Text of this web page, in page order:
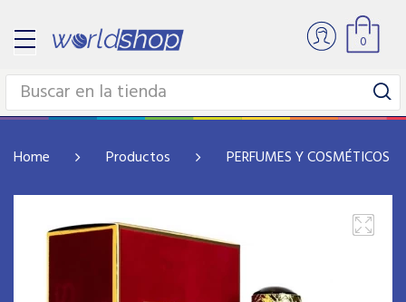
0
Home Productos PERFUMES Y COSMÉTICOS